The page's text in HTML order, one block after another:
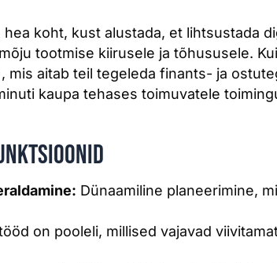
koht, kust alustada, et lihtsustada
tootmise kiirusele ja tõhususele.
mis aitab teil tegeleda finants- ja
kaupa tehases toimuvatele
Dünaamiline planeerimine,
on pooleli, millised vajavad